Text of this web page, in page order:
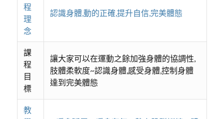
程
理
念
認識身體,動的正確,提升自信,完美體態
課
程
目
標
讓大家可以在運動之餘加強身體的協調性,
肢體柔軟度~認識身體,感受身體,控制身體
達到完美體態
教